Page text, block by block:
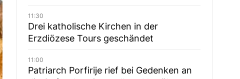
11:30
Drei katholische Kirchen in der
Erzdiözese Tours geschändet
11:00
Patriarch Porfirije rief bei Gedenken an